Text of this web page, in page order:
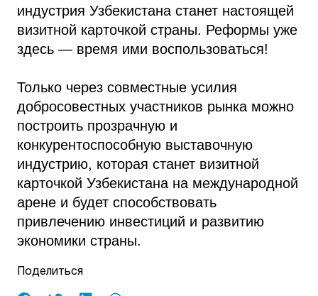
индустрия Узбекистана станет настоящей
визитной карточкой страны. Реформы уже
здесь — время ими воспользоваться!
Только через совместные усилия
добросовестных участников рынка можно
построить прозрачную и
конкурентоспособную выставочную
индустрию, которая станет визитной
карточкой Узбекистана на международной
арене и будет способствовать
привлечению инвестиций и развитию
экономики страны.
Поделиться